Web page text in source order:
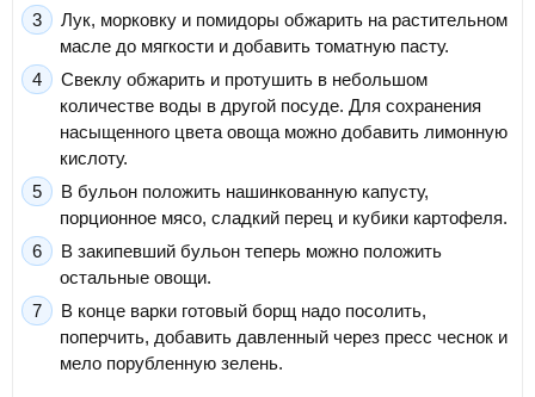
Лук, морковку и помидоры обжарить на растительном
масле до мягкости и добавить томатную пасту.
Свеклу обжарить и протушить в небольшом
количестве воды в другой посуде. Для сохранения
насыщенного цвета овоща можно добавить лимонную
кислоту.
В бульон положить нашинкованную капусту,
порционное мясо, сладкий перец и кубики картофеля.
В закипевший бульон теперь можно положить
остальные овощи.
В конце варки готовый борщ надо посолить,
поперчить, добавить давленный через пресс чеснок и
мело порубленную зелень.